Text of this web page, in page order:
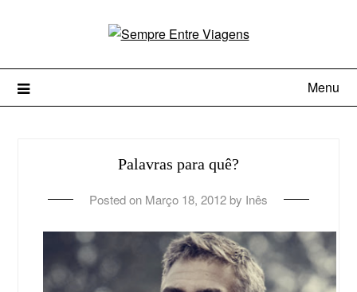
Menu
Palavras para quê?
Posted on Março 18, 2012 by Inês